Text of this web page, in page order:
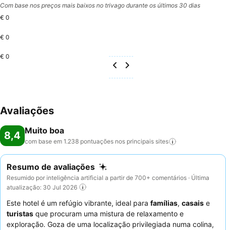
Com base nos preços mais baixos no trivago durante os últimos 30 dias
€ 0
€ 0
€ 0
Avaliações
8,4 Muito boa
com base em 1.238 pontuações nos principais sites
Resumo de avaliações
Resumido por inteligência artificial a partir de 700+ comentários · Última
atualização: 30 Jul 2026
Este hotel é um refúgio vibrante, ideal para famílias, casais e
turistas que procuram uma mistura de relaxamento e
exploração. Goza de uma localização privilegiada numa colina,